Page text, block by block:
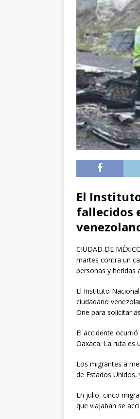
El
fallecidos
CIUDAD DE
martes contra un
personas y heridas
El Instituto
ciudadano
One para solicitar
El accidente
Oaxaca. La ruta es
Los migrantes a
de Estados
En julio, cinco
que viajaban se